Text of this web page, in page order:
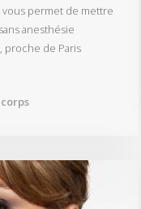
permet de mettre
anesthésie
proche de Paris